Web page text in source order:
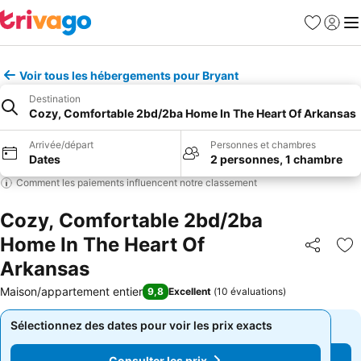
Favoris
Se
Voir tous les hébergements pour Bryant
Destination
Cozy, Comfortable 2bd/2ba Home In The Heart Of Arkansas
Arrivée/départ
Dates
Personnes et chambres
2 personnes, 1 chambre
Comment les paiements influencent notre classement
Cozy, Comfortable 2bd/2ba
Home In The Heart Of
Arkansas
Partager
Maison/appartement entier 9,8 Excellent (10 évaluations)
Sélectionnez des dates pour voir les prix exacts
Sélectionnez des dates pour voir les prix exacts